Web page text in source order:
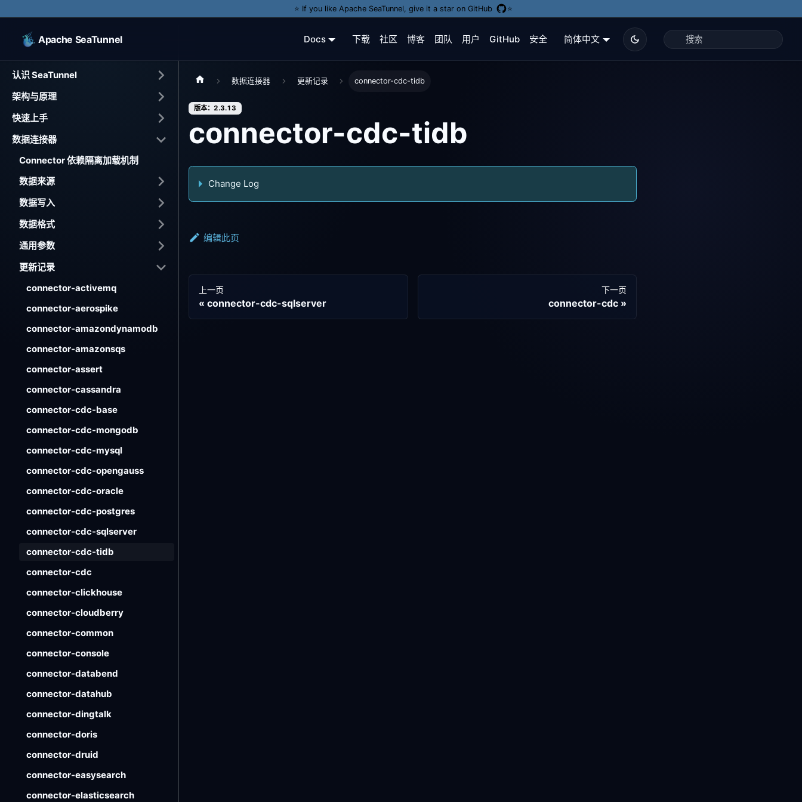
⭐️ If you like Apache SeaTunnel, give it a star on GitHub ⭐️
Apache SeaTunnel Docs 下载 社区 博客 团队 用户 GitHub 安全 简体中文
认识 SeaTunnel
架构与原理
快速上手
数据连接器
Connector 依赖隔离加载机制
数据来源
数据写入
数据格式
通用参数
更新记录
connector-activemq
connector-aerospike
connector-amazondynamodb
connector-amazonsqs
connector-assert
connector-cassandra
connector-cdc-base
connector-cdc-mongodb
connector-cdc-mysql
connector-cdc-opengauss
connector-cdc-oracle
connector-cdc-postgres
connector-cdc-sqlserver
connector-cdc-tidb
connector-cdc
connector-clickhouse
connector-cloudberry
connector-common
connector-console
connector-databend
connector-datahub
connector-dingtalk
connector-doris
connector-druid
connector-easysearch
connector-elasticsearch
数据连接器 更新记录 connector-cdc-tidb
版本：2.3.13
connector-cdc-tidb
Change Log
编辑此页
上一页
connector-cdc-sqlserver
下一页
connector-cdc